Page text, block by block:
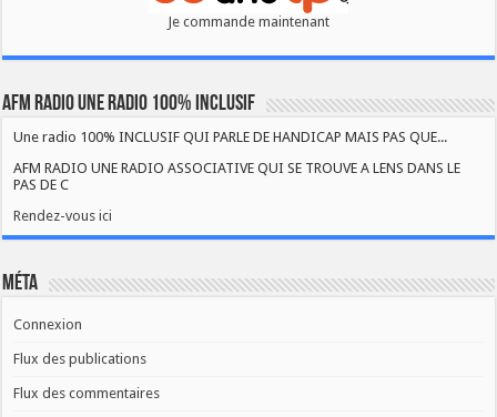
Je commande maintenant
AFM RADIO UNE RADIO 100% INCLUSIF
Une radio 100% INCLUSIF QUI PARLE DE HANDICAP MAIS PAS QUE...
AFM RADIO UNE RADIO ASSOCIATIVE QUI SE TROUVE A LENS DANS LE
PAS DE C
Rendez-vous ici
Méta
Connexion
Flux des publications
Flux des commentaires